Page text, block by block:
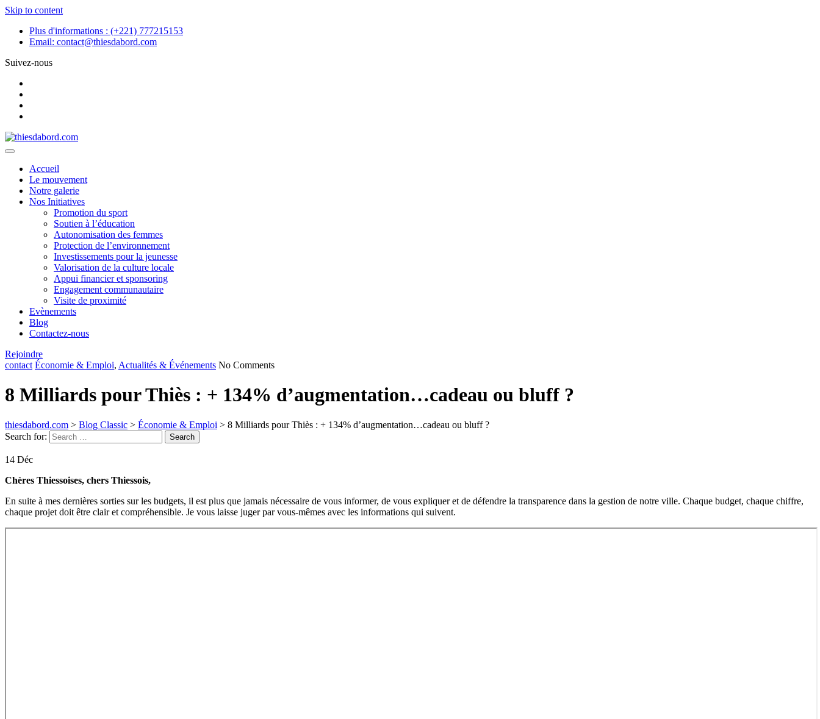
Skip to content
Plus d'informations : (+221) 777215153
Email: contact@thiesdabord.com
Suivez-nous
Accueil
Le mouvement
Notre galerie
Nos Initiatives
Promotion du sport
Soutien à l’éducation
Autonomisation des femmes
Protection de l’environnement
Investissements pour la jeunesse
Valorisation de la culture locale
Appui financier et sponsoring
Engagement communautaire
Visite de proximité
Evènements
Blog
Contactez-nous
Rejoindre
contact Économie & Emploi, Actualités & Événements No Comments
8 Milliards pour Thiès : + 134% d’augmentation…cadeau ou bluff ?
thiesdabord.com > Blog Classic > Économie & Emploi > 8 Milliards pour Thiès : + 134% d’augmentation…cadeau ou bluff ?
Search for:
Search
14 Déc
Chères Thiessoises, chers Thiessois,
En suite à mes dernières sorties sur les budgets, il est plus que jamais nécessaire de vous informer, de vous expliquer et de défendre la transparence dans la gestion de notre ville. Chaque budget, chaque chiffre,
chaque projet doit être clair et compréhensible. Je vous laisse juger par vous-mêmes avec les informations qui suivent.